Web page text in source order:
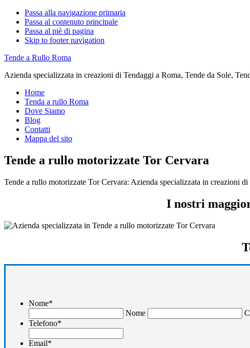
Passa alla navigazione primaria
Passa al contenuto principale
Passa al piè di pagina
Skip to footer navigation
Tende a Rullo Roma
Azienda specializzata in creazioni di Tendaggi a Roma, Tende da Sole,
Home
Tenda a rullo Roma
Dove Siamo
Blog
Contatti
Mappa del sito
Tende a rullo motorizzate Tor Cervara
Tende a rullo motorizzate Tor Cervara: Azienda specializzata in creazioni
I nostri
Nome*
Nome
Telefono*
Email*